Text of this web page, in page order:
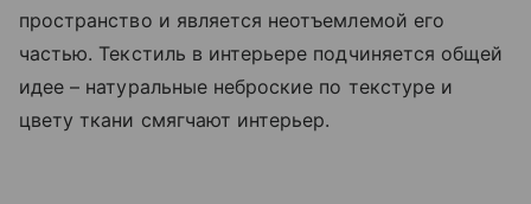
пространство и является неотъемлемой его
частью. Текстиль в интерьере подчиняется общей
идее – натуральные неброские по текстуре и
цвету ткани смягчают интерьер.